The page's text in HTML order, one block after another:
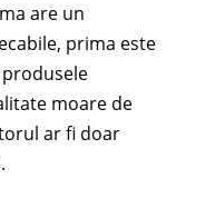
are un
prima este
moare de
ar fi doar